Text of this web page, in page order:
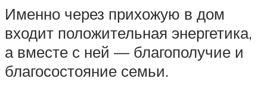
Именно через прихожую в дом
входит положительная энергетика,
а вместе с ней — благополучие и
благосостояние семьи.